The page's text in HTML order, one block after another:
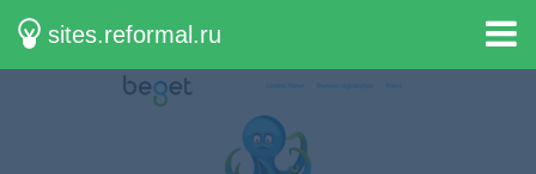
sites.reformal.ru